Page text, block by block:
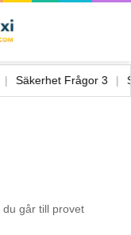
Säkerhet Frågor 3
går till provet